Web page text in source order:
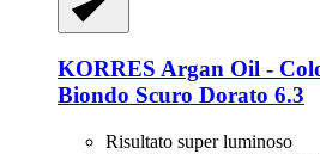
KORRES Argan Oil -​
Biondo Scuro Dorato 6.3
Risultato super luminoso